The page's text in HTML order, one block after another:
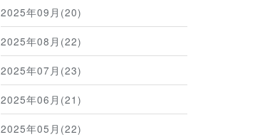
2025年09月(20)
2025年08月(22)
2025年07月(23)
2025年06月(21)
2025年05月(22)